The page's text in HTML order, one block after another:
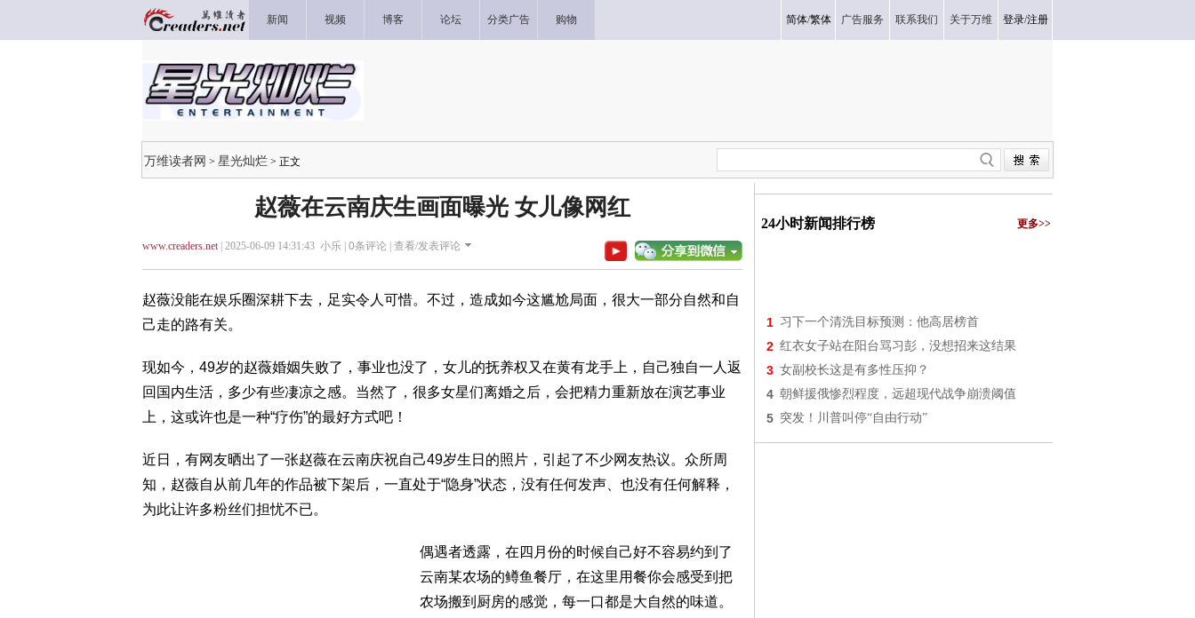
新闻 视频 博客 论坛 分类广告 购物 简体/繁体 广告服务 联系我们 关于万维 登录/注册
万维读者网 > 星光灿烂 > 正文
赵薇在云南庆生画面曝光 女儿像网红
www.creaders.net| 2025-06-09 14:31:43 小乐 | 0条评论 | 查看/发表评论
赵薇没能在娱乐圈深耕下去，足实令人可惜。不过，造成如今这尴尬局面，很大一部分自然和自
己走的路有关。
现如今，49岁的赵薇婚姻失败了，事业也没了，女儿的抚养权又在黄有龙手上，自己独自一人返
回国内生活，多少有些凄凉之感。当然了，很多女星们离婚之后，会把精力重新放在演艺事业
上，这或许也是一种“疗伤”的最好方式吧！
近日，有网友晒出了一张赵薇在云南庆祝自己49岁生日的照片，引起了不少网友热议。众所周
知，赵薇自从前几年的作品被下架后，一直处于“隐身”状态，没有任何发声、也没有任何解释，
为此让许多粉丝们担忧不已。
偶遇者透露，在四月份的时候自己好不容易约到了
云南某农场的鳟鱼餐厅，在这里用餐你会感受到把
农场搬到厨房的感觉，每一口都是大自然的味道。
24小时新闻排行榜 更多>>
1 习下一个清洗目标预测：他高居榜首
2 红衣女子站在阳台骂习彭，没想招来这结果
3 女副校长这是有多性压抑？
4 朝鲜援俄惨烈程度，远超现代战争崩溃阈值
5 突发！川普叫停“自由行动”